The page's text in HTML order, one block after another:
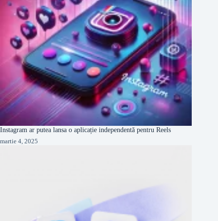
Instagram ar putea lansa o aplicație independentă pentru Reels
martie 4, 2025